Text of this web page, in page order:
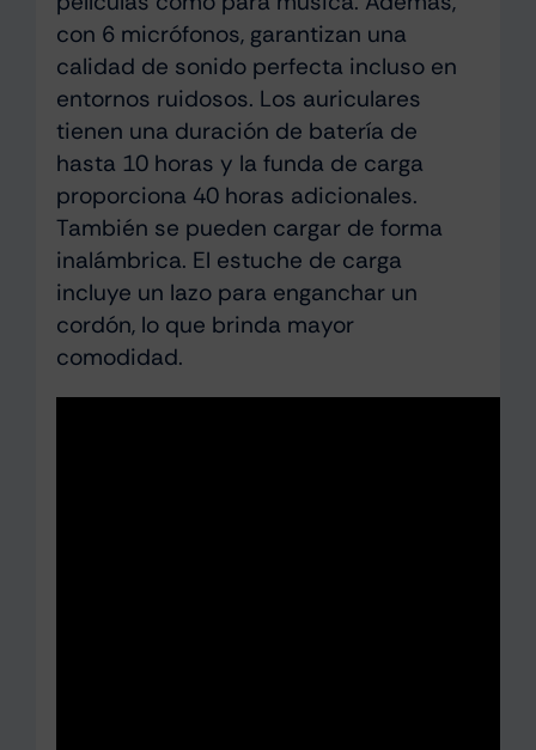
con 6 micrófonos, garantizan una
calidad de sonido perfecta incluso en
entornos ruidosos. Los auriculares
tienen una duración de batería de
hasta 10 horas y la funda de carga
proporciona 40 horas adicionales.
También se pueden cargar de forma
inalámbrica. El estuche de carga
incluye un lazo para enganchar un
cordón, lo que brinda mayor
comodidad.